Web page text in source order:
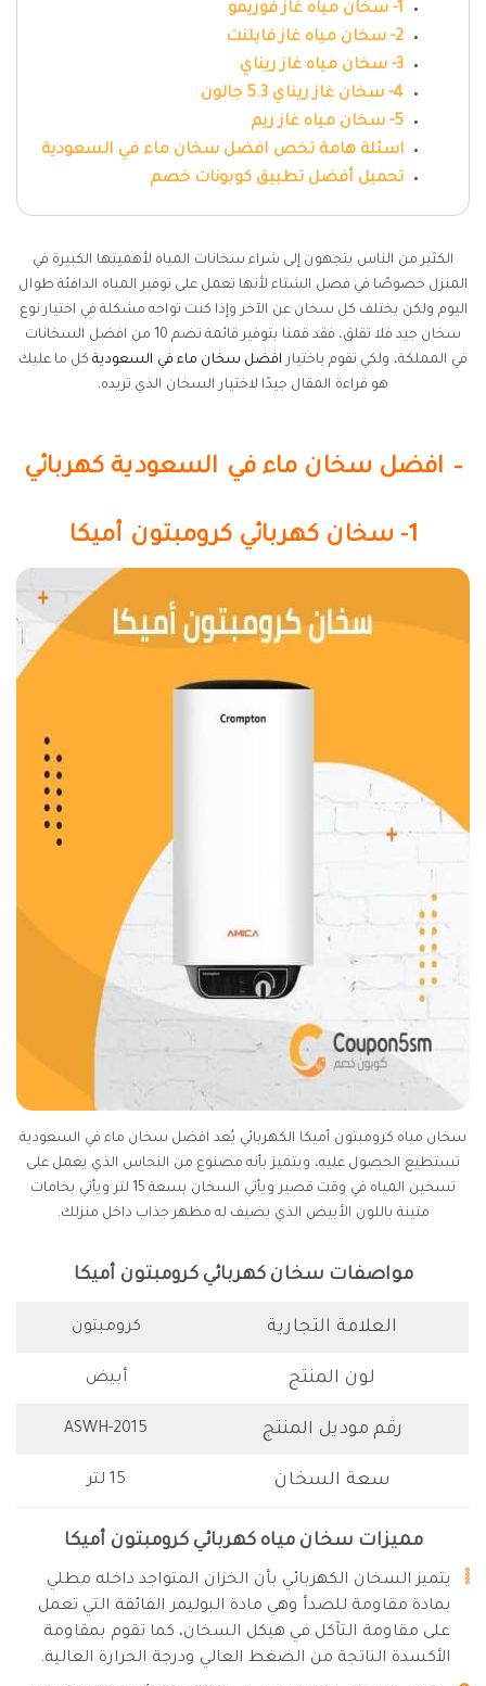
1- سخان مياه غاز فوريمو
2- سخان مياه غاز فايلنت
3- سخان مياه غاز ريناي
4- سخان غاز ريناي 5.3 جالون
5- سخان مياه غاز ريم
اسئلة هامة تخص افضل سخان ماء في السعودية
تحميل أفضل تطبيق كوبونات خصم
الكثير من الناس يتجهون إلى شراء سخانات المياه لأهميتها الكبيرة في
المنزل خصوصًا في فصل الشتاء لأنها تعمل على توفير المياه الدافئة طوال
اليوم ولكن يختلف كل سخان عن الآخر وإذا كنت تواجه مشكلة في اختيار نوع
سخان جيد فلا تقلق، فقد قمنا بتوفير قائمة تضم 10 من افضل السخانات
في المملكة، ولكي تقوم باختيار افضل سخان ماء في السعودية كل ما عليك
هو قراءة المقال جيدًا لاختيار السخان الذي تريده.
– افضل سخان ماء في السعودية كهربائي
1- سخان كهربائي كرومبتون أميكا
سخان مياه كرومبتون أميكا الكهربائي يُعد افضل سخان ماء في السعودية
تستطيع الحصول عليه، ويتميز بأنه مصنوع من النحاس الذي يعمل على
تسخين المياه في وقت قصير ويأتي السخان بسعة 15 لتر ويأتي بخامات
متينة باللون الأبيض الذي يضيف له مظهر جذاب داخل منزلك.
مواصفات سخان كهربائي كرومبتون أميكا
العلامة التجارية كرومبتون
لون المنتج أبيض
رقم موديل المنتج ‎ASWH-2015
سعة السخان 15 لتر
مميزات سخان مياه كهربائي كرومبتون أميكا
يتميز السخان الكهربائي بأن الخزان المتواجد داخله مطلي
بمادة مقاومة للصدأ وهي مادة البوليمر الفائقة التي تعمل
على مقاومة التآكل في هيكل السخان، كما تقوم بمقاومة
الأكسدة الناتجة من الضغط العالي ودرجة الحرارة العالية.